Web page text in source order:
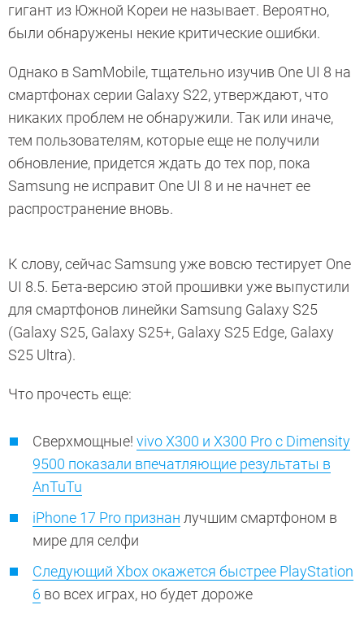
гигант из Южной Кореи не называет. Вероятно,
были обнаружены некие критические ошибки.
Однако в SamMobile, тщательно изучив One UI 8 на
смартфонах серии Galaxy S22, утверждают, что
никаких проблем не обнаружили. Так или иначе,
тем пользователям, которые еще не получили
обновление, придется ждать до тех пор, пока
Samsung не исправит One UI 8 и не начнет ее
распространение вновь.
К слову, сейчас Samsung уже вовсю тестирует One
UI 8.5. Бета-версию этой прошивки уже выпустили
для смартфонов линейки Samsung Galaxy S25
(Galaxy S25, Galaxy S25+, Galaxy S25 Edge, Galaxy
S25 Ultra).
Что прочесть еще:
Сверхмощные! vivo X300 и X300 Pro с Dimensity
9500 показали впечатляющие результаты в
AnTuTu
iPhone 17 Pro признан лучшим смартфоном в
мире для селфи
Следующий Xbox окажется быстрее PlayStation
6 во всех играх, но будет дороже